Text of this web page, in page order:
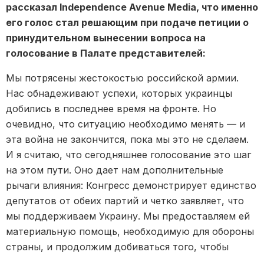
рассказал Independence Avenue Media, что именно
его голос стал решающим при подаче петиции о
принудительном вынесении вопроса на
голосование в Палате представителей:
Мы потрясены жестокостью российской армии.
Нас обнадеживают успехи, которых украинцы
добились в последнее время на фронте. Но
очевидно, что ситуацию необходимо менять — и
эта война не закончится, пока мы это не сделаем.
И я считаю, что сегодняшнее голосование это шаг
на этом пути. Оно дает нам дополнительные
рычаги влияния: Конгресс демонстрирует единство
депутатов от обеих партий и четко заявляет, что
мы поддерживаем Украину. Мы предоставляем ей
материальную помощь, необходимую для обороны
страны, и продолжим добиваться того, чтобы